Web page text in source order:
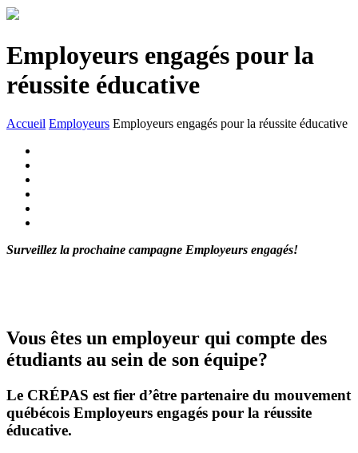
Employeurs engagés pour la
réussite éducative
Accueil Employeurs Employeurs engagés pour la réussite éducative
Surveillez la prochaine campagne Employeurs engagés!
Vous êtes un employeur qui compte des
étudiants au sein de son équipe?
Le CRÉPAS est fier d’être partenaire du mouvement
québécois Employeurs engagés pour la réussite
éducative.